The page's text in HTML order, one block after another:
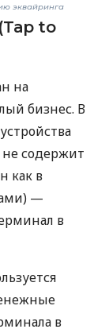
эквайринга
to
на
бизнес. В
не содержит
как в
—
в
в